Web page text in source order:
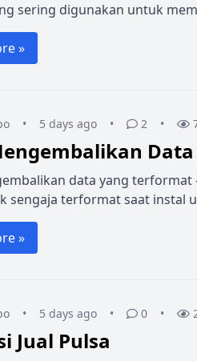
sering digunakan untuk
»
• 5 days ago • 2 •
data yang
sengaja terformat saat instal
»
• 5 days ago • 0 •
Jual Pulsa